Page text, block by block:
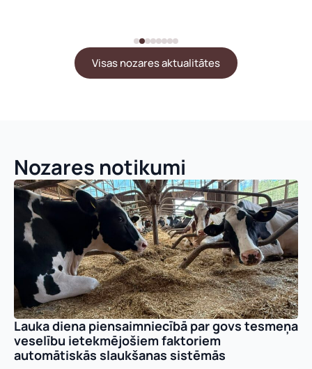
Visas nozares aktualitātes
Nozares notikumi
Lauka diena piensaimniecībā par govs tesmeņa
veselību ietekmējošiem faktoriem
automātiskās slaukšanas sistēmās